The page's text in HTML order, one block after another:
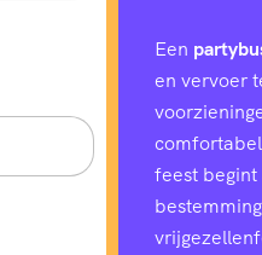
Een
en vervoer
feest